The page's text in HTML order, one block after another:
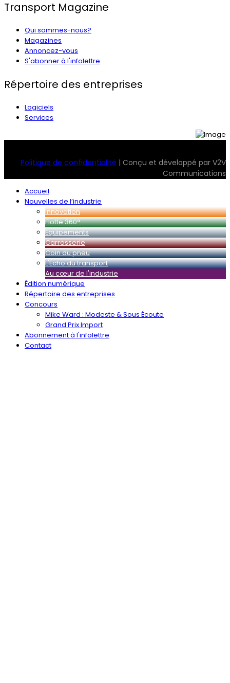
Transport Magazine
Qui sommes-nous?
Magazines
Annoncez-vous
S'abonner à l'infolettre
Répertoire des entreprises
Logiciels
Services
Politique de confidentialité | Conçu et développé par V2V
Communications
Accueil
Nouvelles de l’industrie
Innovation
Flotte 360°
Équipements
Carrosserie
Coin du pneu
L'Écho du transport
Au cœur de l'industrie
Édition numérique
Répertoire des entreprises
Concours
Mike Ward : Modeste & Sous Écoute
Grand Prix Import
Abonnement à l'infolettre
Contact